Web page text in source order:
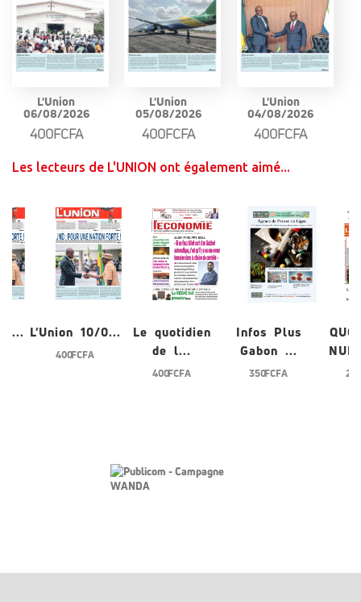
L'Union
06/08/2026
400FCFA
L'Union
05/08/2026
400FCFA
L'Union
04/08/2026
400FCFA
Les lecteurs de L'UNION ont également aimé...
0... L'Union 10/0...
400 FCFA
Le quotidien
de l...
400 FCFA
Infos Plus
Gabon ...
350 FCFA